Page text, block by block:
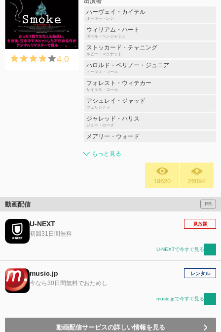
4.0
ハーヴェイ・カイテル
オーギー・レン
ウィリアム・ハート
ポール・ベンジャミン
ストッカード・チャニング
ルビー・マクナット
ハロルド・ペリノー・ジュニア
トーマス・コール
フォレスト・ウィテカー
サイラス・コール
アシュレイ・ジャッド
フェリシティ
ジャレッド・ハリス
ジミー・ローズ
メアリー・ウォード
もっと見る
19620 26094
動画配信 PR
U-NEXT
初回31日間無料
見放題
U-NEXTで今すぐ見る
music.jp
今なら30日間無料でおためし
レンタル
music.jpで今すぐ見る
動画配信サービスの詳しい情報を見る